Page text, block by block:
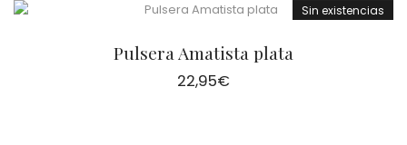
Sin existencias
Pulsera Amatista plata
22,95€